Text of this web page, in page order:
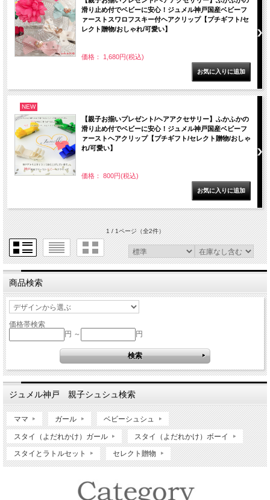
滑り止め付でベビーに安心！ジュメル神戸国産ベビーフ
ァーストスワロフスキー付ヘアクリップ【プチギフト/セ
レクト贈物/おしゃれ/可愛い】
価格： 1,680円(税込)
NEW
【親子お揃いプレゼント/ヘアアクセサリー】ふかふかの
滑り止め付でベビーに安心！ジュメル神戸国産ベビーフ
ァーストヘアクリップ【プチギフト/セレクト贈物/おしゃ
れ/可愛い】
価格： 800円(税込)
1 / 1ページ（全2件）
商品検索
価格帯検索
円 ～
円
ジュメル神戸 親子シュシュ検索
ママ ガール ベビーシュシュ
スタイ（よだれかけ）ガール スタイ（よだれかけ）ボーイ
スタイとラトルセット セレクト贈物